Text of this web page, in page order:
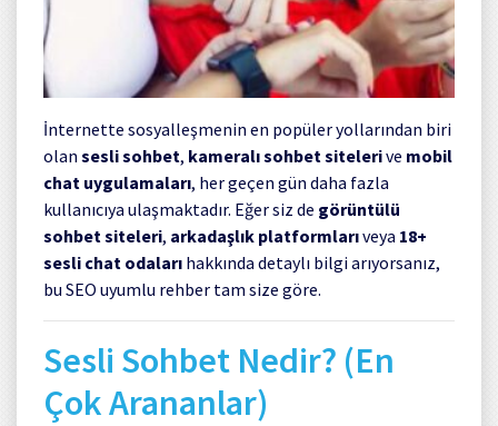
İnternette sosyalleşmenin en popüler yollarından biri
olan sesli sohbet, kameralı sohbet sitelerive mobil
chat uygulamaları, her geçen gün daha fazla
kullanıcıya ulaşmaktadır. Eğer siz de görüntülü
sohbet siteleri, arkadaşlık platformlarıveya 18+
sesli chat odaları hakkında detaylı bilgi arıyorsanız,
bu SEO uyumlu rehber tam size göre.
Sesli Sohbet Nedir? (En
Çok Arananlar)